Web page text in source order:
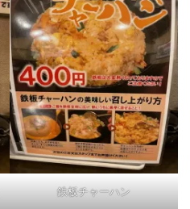
鉄板チャーハン